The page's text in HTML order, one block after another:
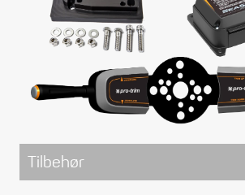
Tilbehør
Propeller
Servicesett
Outlet